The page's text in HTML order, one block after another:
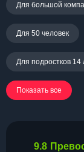
Для большой
Для 50 человек
Для подростков 14
Показать все
9.8